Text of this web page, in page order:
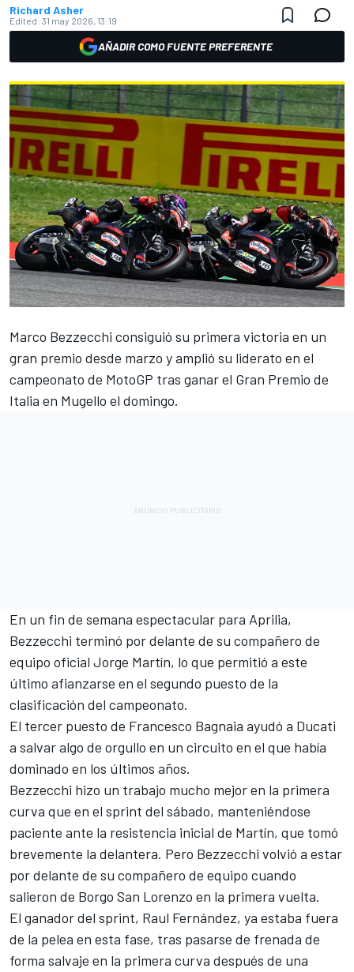
Richard Asher
Edited: 31 may 2026, 13:19
AÑADIR COMO FUENTE PREFERENTE
Marco Bezzecchi consiguió su primera victoria en un
gran premio desde marzo y amplió su liderato en el
campeonato de MotoGP tras ganar el Gran Premio de
Italia en Mugello el domingo.
En un fin de semana espectacular para Aprilia,
Bezzecchi terminó por delante de su compañero de
equipo oficial Jorge Martín, lo que permitió a este
último afianzarse en el segundo puesto de la
clasificación del campeonato.
El tercer puesto de Francesco Bagnaia ayudó a Ducati
a salvar algo de orgullo en un circuito en el que había
dominado en los últimos años.
Bezzecchi hizo un trabajo mucho mejor en la primera
curva que en el sprint del sábado, manteniéndose
paciente ante la resistencia inicial de Martín, que tomó
brevemente la delantera. Pero Bezzecchi volvió a estar
por delante de su compañero de equipo cuando
salieron de Borgo San Lorenzo en la primera vuelta.
El ganador del sprint, Raul Fernández, ya estaba fuera
de la pelea en esta fase, tras pasarse de frenada de
forma salvaje en la primera curva después de una